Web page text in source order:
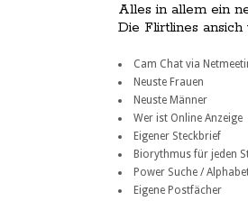
Alles in allem ein
Die Flirtlines
Cam Chat via
Neuste Frauen
Neuste Männer
Wer ist Online Anzeige
Eigener Steckbrief
Biorythmus für jeden
Power Suche /
Eigene Postfächer